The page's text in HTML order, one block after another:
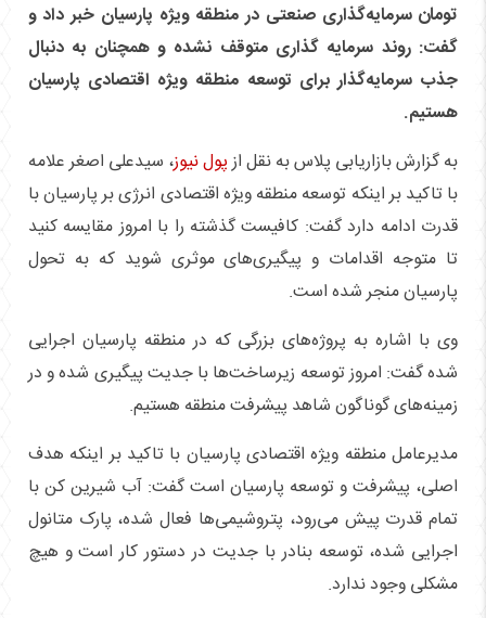
تومان سرمایه‌گذاری صنعتی در منطقه ویژه پارسیان خبر داد و
گفت: روند سرمایه گذاری متوقف نشده و همچنان به دنبال
جذب سرمایه‌گذار برای توسعه منطقه ویژه اقتصادی پارسیان
هستیم.
به گزارش بازاریابی پلاس به نقل ازپول نیوز، سیدعلی اصغر علامه
با تاکید بر اینکه توسعه منطقه ویژه اقتصادی انرژی بر پارسیان با
قدرت ادامه دارد گفت: کافیست گذشته را با امروز مقایسه کنید
تا متوجه اقدامات و پیگیری‌های موثری شوید که به تحول
پارسیان منجر شده است.
وی با اشاره به پروژه‌های بزرگی که در منطقه پارسیان اجرایی
شده گفت: امروز توسعه زیرساخت‌ها با جدیت پیگیری شده و در
زمینه‌های گوناگون شاهد پیشرفت منطقه هستیم.
مدیرعامل منطقه ویژه اقتصادی پارسیان با تاکید بر اینکه هدف
اصلی، پیشرفت و توسعه پارسیان است گفت: آب شیرین کن با
تمام قدرت پیش می‌رود، پتروشیمی‌ها فعال شده، پارک متانول
اجرایی شده، توسعه بنادر با جدیت در دستور کار است و هیچ
مشکلی وجود ندارد.